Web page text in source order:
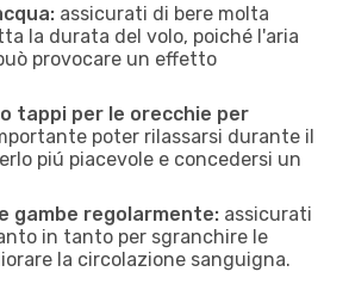
assicurati di bere molta
la durata del volo, poiché l'aria
provocare un effetto
tappi per le orecchie per
poter rilassarsi durante il
piú piacevole e concedersi un
gambe regolarmente: assicurati
in tanto per sgranchire le
la circolazione sanguigna.